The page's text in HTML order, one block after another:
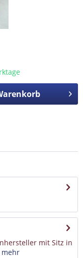
mit Sitz in
mehr